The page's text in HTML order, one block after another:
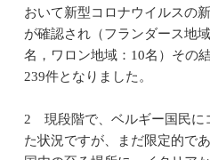
おいて新型コロナウイルスの
が確認され（フランダース地
名，ワロン地域：10名）その
239件となりました。
2 現段階で、ベルギー国民に
た状況ですが、まだ限定的で